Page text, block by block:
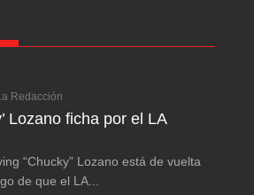
Redacción
Lozano ficha por el LA
“Chucky” Lozano está de vuelta
de que el LA...